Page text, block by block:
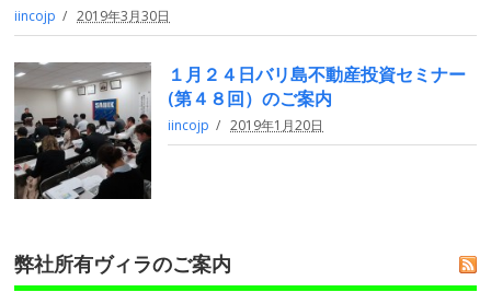
iincojp 2019年3月30日
１月２４日バリ島不動産投資セミナー
(第４８回）のご案内
iincojp 2019年1月20日
弊社所有ヴィラのご案内